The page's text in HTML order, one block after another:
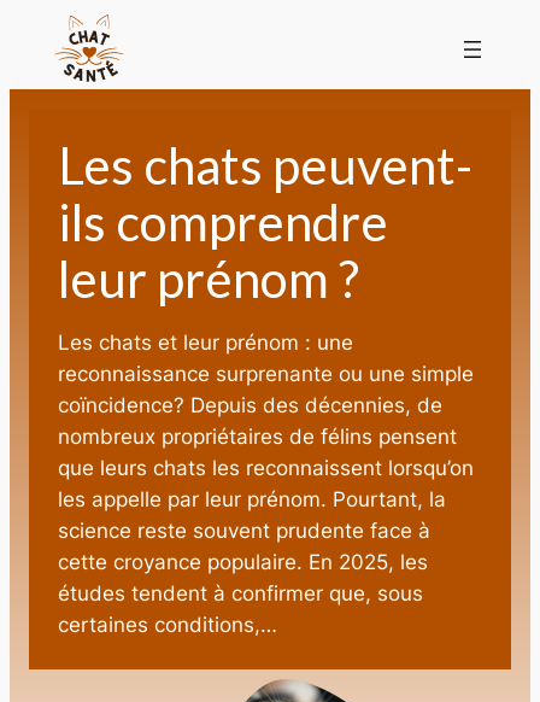
Les chats peuvent-
ils comprendre
leur prénom ?
Les chats et leur prénom : une
reconnaissance surprenante ou une simple
coïncidence? Depuis des décennies, de
nombreux propriétaires de félins pensent
que leurs chats les reconnaissent lorsqu’on
les appelle par leur prénom. Pourtant, la
science reste souvent prudente face à
cette croyance populaire. En 2025, les
études tendent à confirmer que, sous
certaines conditions,…